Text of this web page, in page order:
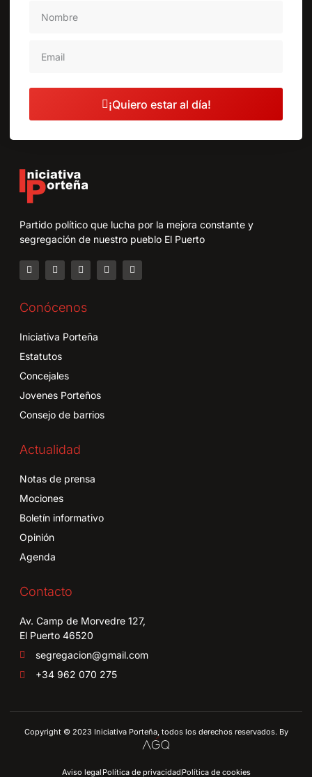
¡Quiero estar al día!
Partido político que lucha por la mejora constante y
segregación de nuestro pueblo El Puerto
Conócenos
Iniciativa Porteña
Estatutos
Concejales
Jovenes Porteños
Consejo de barrios
Actualidad
Notas de prensa
Mociones
Boletín informativo
Opinión
Agenda
Contacto
Av. Camp de Morvedre 127,
El Puerto 46520
segregacion@gmail.com
+34 962 070 275
Copyright © 2023 Iniciativa Porteña, todos los derechos reservados. By
Aviso legalPolítica de privacidadPolítica de cookies